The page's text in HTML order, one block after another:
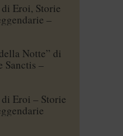
di Eroi, Storie
–
Notte” di
Sanctis –
di Eroi – Storie